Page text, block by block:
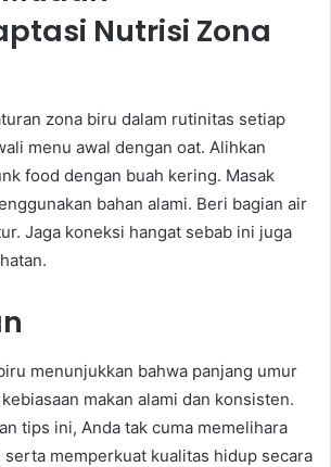
Nutrisi Zona
zona biru dalam rutinitas setiap
menu awal dengan oat. Alihkan
food dengan buah kering. Masak
bahan alami. Beri bagian air
Jaga koneksi hangat sebab ini juga
menunjukkan bahwa panjang umur
makan alami dan konsisten.
tips ini, Anda tak cuma memelihara
memperkuat kualitas hidup secara